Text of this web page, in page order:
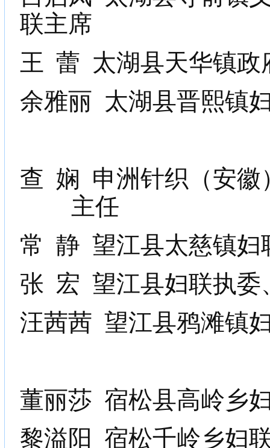
联主席
王 蕾 太湖县天华镇
余雅丽 太湖县晋熙镇
查 娴 申洲针织（安
主任
常 静 望江县太慈镇妇
张 宏 望江县妇联执
汪茜茜 望江县鸦滩镇
董丽莎 宿松县高岭乡
黎溢阳
宿松千岭乡妇